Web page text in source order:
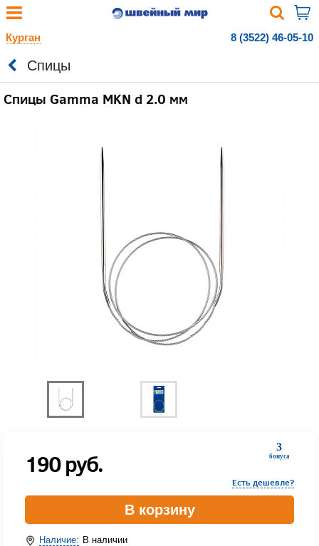
Курган 8 (3522) 46-05-10
Спицы
Спицы Gamma MKN d 2.0 мм
3
бонуса
190руб.
Есть дешевле?
В корзину
Наличие: В наличии